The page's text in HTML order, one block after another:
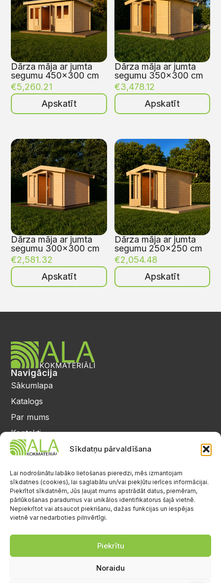
Sīkdatņu pārvaldīšana
Lai nodrošinātu labāko lietošanas pieredzi, mēs izmantojam
sīkdatnes (cookies), lai saglabātu un/vai piekļūtu ierīces informācijai.
Piekrītot sīkdatnēm, Jūs ļaujat mums apstrādāt datus, piemēram,
pārlūkošanas paradumus vai unikālos identifikatorus šajā vietnē.
Nepiekrītot vai atsaucot piekrišanu, dažas funkcijas un iespējas
vietnē var nedarboties pilnvērtīgi.
Piekrītu
Noraidu
Dārza māja ar jumta
segumu 450×300 cm
€5,260.21
Apskatīt
Dārza māja ar jumta
segumu 350×300 cm
€3,478.12
Apskatīt
Dārza māja ar jumta
segumu 300×300 cm
€2,581.32
Apskatīt
Dārza māja ar jumta
segumu 250×250 cm
€2,054.48
Apskatīt
Navigācija
Sākumlapa
Katalogs
Par mums
Kontakti
Privātuma politika
25 64 17 98
info@alalignea.lv
Daugavas iela 28, Mārupe
Facebook
S.-Sv.: brīvs